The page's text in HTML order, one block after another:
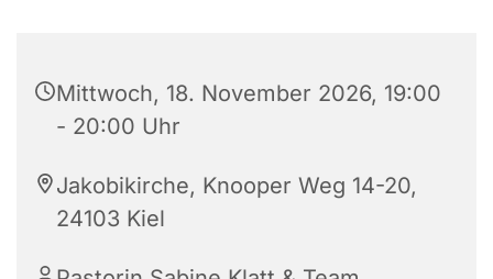
Mittwoch, 18. November 2026, 19:00
- 20:00 Uhr
Jakobikirche, Knooper Weg 14-20,
24103 Kiel